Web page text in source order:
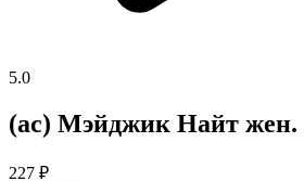
5.0
(ас) Мэйджик Найт жен.
227 ₽